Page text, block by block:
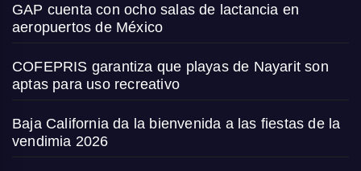
GAP cuenta con ocho salas de lactancia en
aeropuertos de México
COFEPRIS garantiza que playas de Nayarit son
aptas para uso recreativo
Baja California da la bienvenida a las fiestas de la
vendimia 2026